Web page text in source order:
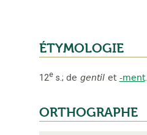
ÉTYMOLOGIE
12e s.; de gentil et -ment.
ORTHOGRAPHE